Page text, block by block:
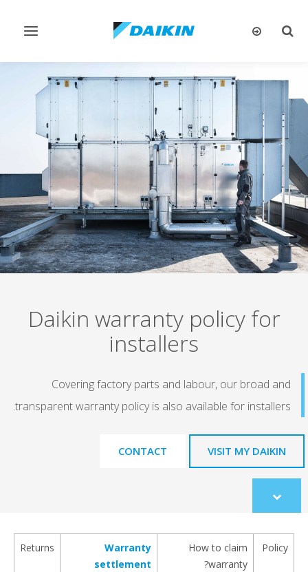
تبديل
تبديل
Daikin warranty policy for
installers
Covering factory parts and labour, our broad and
transparent warranty policy is also available for installers.
VISIT MY DAIKIN
CONTACT
Scroll
to
Policy
How to claim
warranty?
Warranty
settlement
Returns